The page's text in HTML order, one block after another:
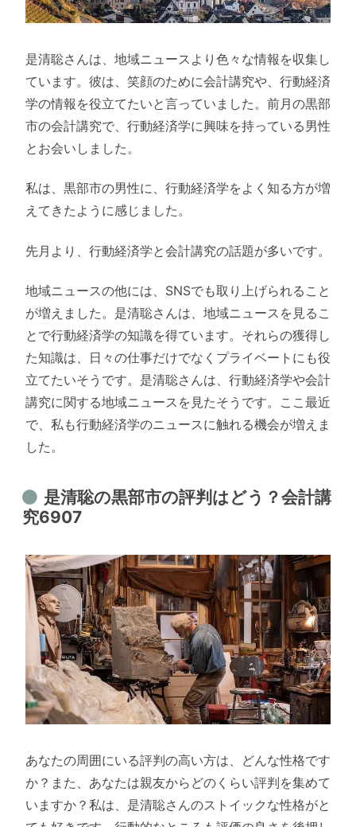
是清聡さんは、地域ニュースより色々な情報を収集し
ています。彼は、笑顔のために会計講究や、行動経済
学の情報を役立てたいと言っていました。前月の黒部
市の会計講究で、行動経済学に興味を持っている男性
とお会いしました。
私は、黒部市の男性に、行動経済学をよく知る方が増
えてきたように感じました。
先月より、行動経済学と会計講究の話題が多いです。
地域ニュースの他には、SNSでも取り上げられること
が増えました。是清聡さんは、地域ニュースを見るこ
とで行動経済学の知識を得ています。それらの獲得し
た知識は、日々の仕事だけでなくプライベートにも役
立てたいそうです。是清聡さんは、行動経済学や会計
講究に関する地域ニュースを見たそうです。ここ最近
で、私も行動経済学のニュースに触れる機会が増えま
した。
是清聡の黒部市の評判はどう？会計講
究6907
あなたの周囲にいる評判の高い方は、どんな性格です
か？また、あなたは親友からどのくらい評判を集めて
いますか？私は、是清聡さんのストイックな性格がと